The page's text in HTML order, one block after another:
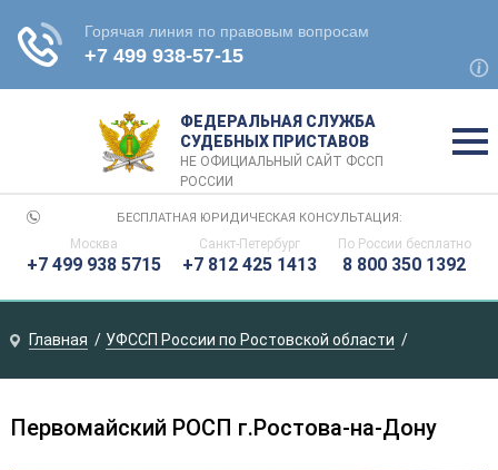
ФЕДЕРАЛЬНАЯ СЛУЖБА
СУДЕБНЫХ ПРИСТАВОВ
НЕ ОФИЦИАЛЬНЫЙ САЙТ ФССП
РОССИИ
БЕСПЛАТНАЯ ЮРИДИЧЕСКАЯ КОНСУЛЬТАЦИЯ:
Москва
+7 499 938 5715
Санкт-Петербург
+7 812 425 1413
По России бесплатно
8 800 350 1392
Главная УФССП России по Ростовской области
Первомайский РОСП г.Ростова-на-Дону